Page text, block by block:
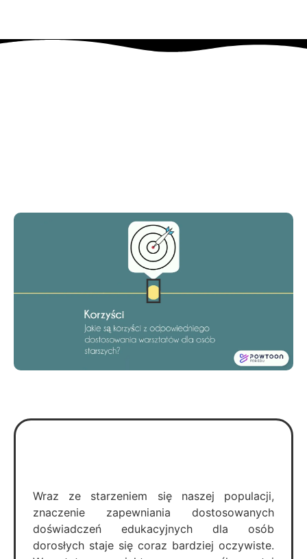
Wraz ze starzeniem się naszej populacji,
znaczenie zapewniania dostosowanych
doświadczeń edukacyjnych dla osób
dorosłych staje się coraz bardziej oczywiste.